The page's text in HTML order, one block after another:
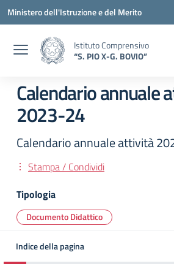
Vai ai contenuti
Vai al menu di navigazione
Vai al footer
Ministero dell'Istruzione e del Merito
Istituto Comprensivo
“S. PIO X-G. BOVIO”
Calendario annuale
2023-24
Calendario annuale attività
Stampa / Condividi
Tipologia
Documento Didattico
Indice della pagina